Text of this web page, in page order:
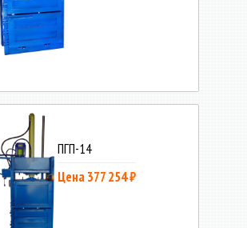
ПГП-14
Цена 377 254 ₽